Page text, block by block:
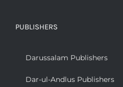
PUBLISHERS
Darussalam Publishers
Dar-ul-Andlus Publishers